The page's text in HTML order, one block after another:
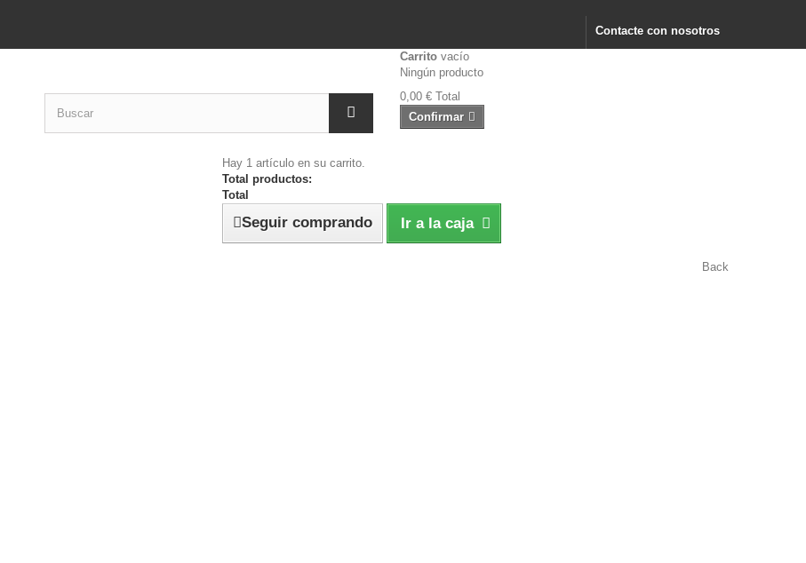
Contacte con nosotros
Carrito vacío
Ningún producto
0,00 € Total
Confirmar
Hay 1 artículo en su carrito.
Total productos:
Total
Seguir comprando Ir a la caja
Back